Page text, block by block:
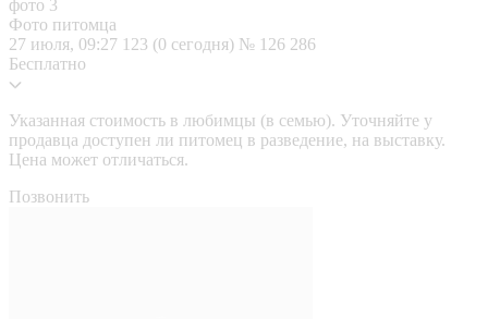
Фото питомца
27 июля, 09:27 123 (0 сегодня) № 126 286
Бесплатно
Указанная стоимость в любимцы (в семью). Уточняйте у
продавца доступен ли питомец в разведение, на выставку.
Цена может отличаться.
Позвонить